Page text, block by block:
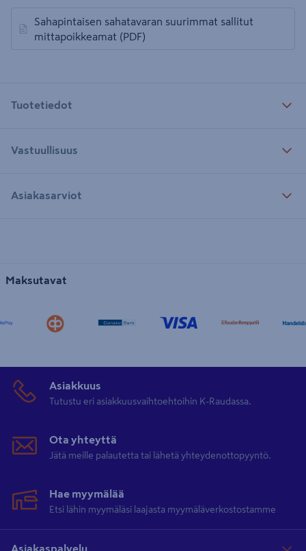
Sahapintaisen sahatavaran suurimmat sallitut
mittapoikkeamat (PDF)
avautuu uuteen välilehteen
Tuotetiedot
Vastuullisuus
Asiakasarviot
Maksutavat
Asiakkuus
Tutustu eri asiakkuusvaihtoehtoihin K-Raudassa.
Ota yhteyttä
Jätä meille palautetta tai lähetä yhteydenottopyyntö.
Hae myymälää
Etsi lähin myymäläsi laajasta myymäläverkostostamme
Asiakaspalvelu